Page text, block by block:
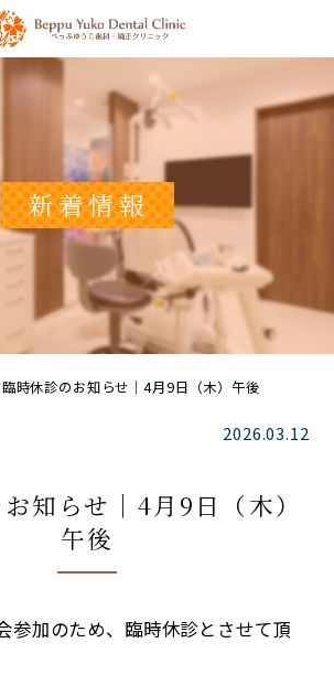
新着情報
臨時休診のお知らせ｜4月9日（木）午後
2026.03.12
知らせ｜4月9日（木）
午後
参加のため、臨時休診とさせて頂